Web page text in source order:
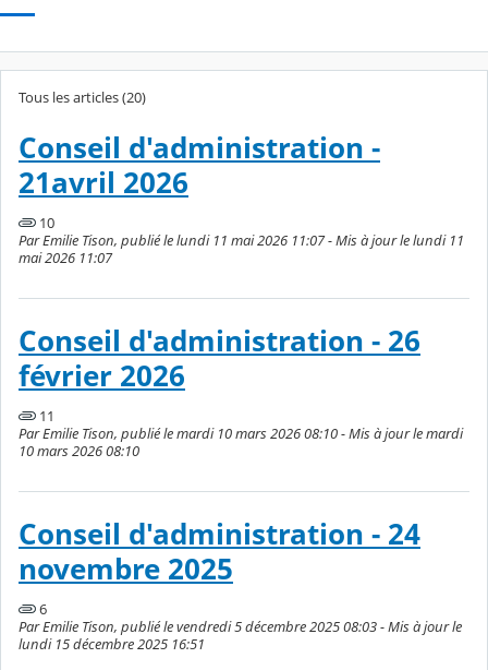
Tous les articles (20)
Conseil d'administration -
21avril 2026
10
Par Emilie Tison, publié le lundi 11 mai 2026 11:07 - Mis à jour le lundi 11
mai 2026 11:07
Conseil d'administration - 26
février 2026
11
Par Emilie Tison, publié le mardi 10 mars 2026 08:10 - Mis à jour le mardi
10 mars 2026 08:10
Conseil d'administration - 24
novembre 2025
6
Par Emilie Tison, publié le vendredi 5 décembre 2025 08:03 - Mis à jour le
lundi 15 décembre 2025 16:51